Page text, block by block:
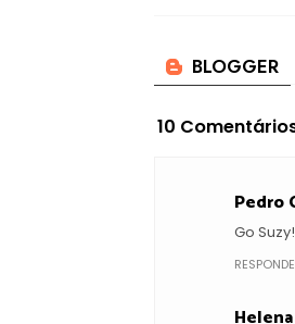
10
Pedro
Go